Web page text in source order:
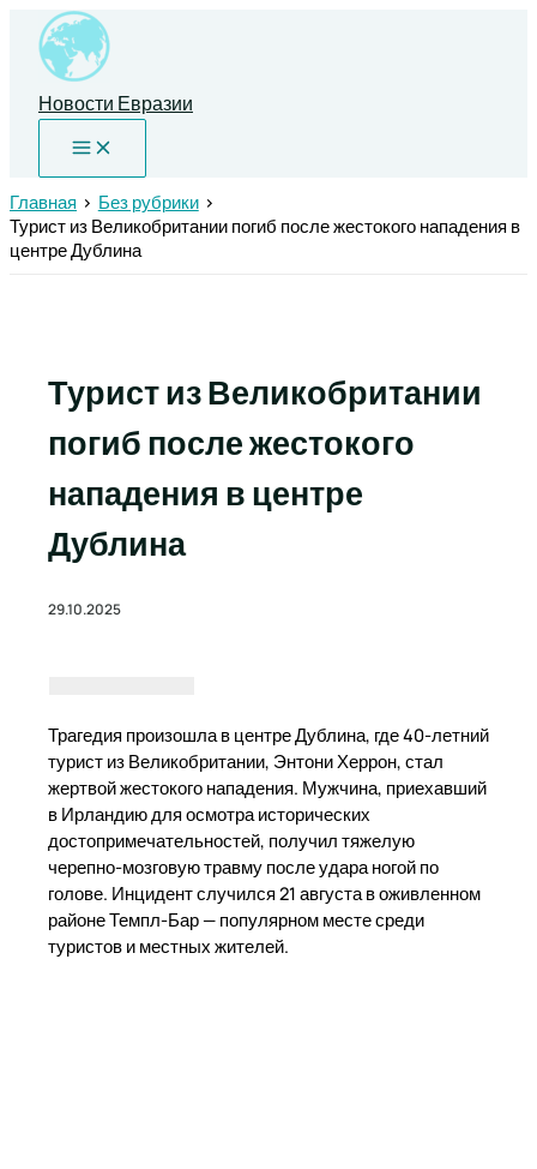
Перейти
содержимому
Новости Евразии
Главная
Без рубрики
Турист из Великобритании погиб после жестокого нападения в
центре Дублина
Турист из Великобритании
погиб после жестокого
нападения в центре
Дублина
29.10.2025
Трагедия произошла в центре Дублина, где 40-летний
турист из Великобритании, Энтони Херрон, стал
жертвой жестокого нападения. Мужчина, приехавший
в Ирландию для осмотра исторических
достопримечательностей, получил тяжелую
черепно-мозговую травму после удара ногой по
голове. Инцидент случился 21 августа в оживленном
районе Темпл-Бар — популярном месте среди
туристов и местных жителей.